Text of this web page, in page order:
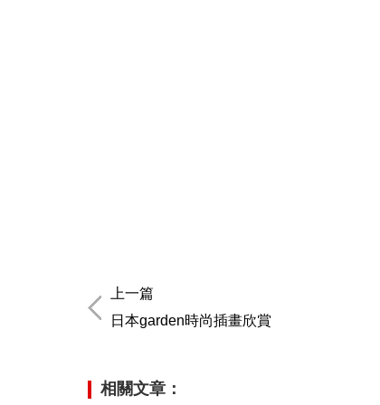
上一篇
日本garden時尚插畫欣賞
相關文章：